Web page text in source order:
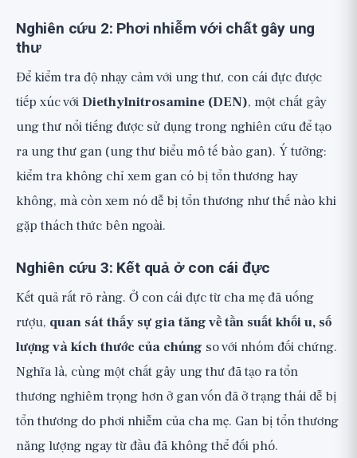
Nghiên cứu 2: Phơi nhiễm với chất gây ung
thư
Để kiểm tra độ nhạy cảm với ung thư, con cái đực được
tiếp xúc vớiDiethylnitrosamine (DEN), một chất gây
ung thư nổi tiếng được sử dụng trong nghiên cứu để tạo
ra ung thư gan (ung thư biểu mô tế bào gan). Ý tưởng:
kiểm tra không chỉ xem gan có bị tổn thương hay
không, mà còn xem nó dễ bị tổn thương như thế nào khi
gặp thách thức bên ngoài.
Nghiên cứu 3: Kết quả ở con cái đực
Kết quả rất rõ ràng. Ở con cái đực từ cha mẹ đã uống
rượu, quan sát thấy sự gia tăng về tần suất khối u, số
lượng và kích thước của chúng so với nhóm đối chứng.
Nghĩa là, cùng một chất gây ung thư đã tạo ra tổn
thương nghiêm trọng hơn ở gan vốn đã ở trạng thái dễ bị
tổn thương do phơi nhiễm của cha mẹ. Gan bị tổn thương
năng lượng ngay từ đầu đã không thể đối phó.